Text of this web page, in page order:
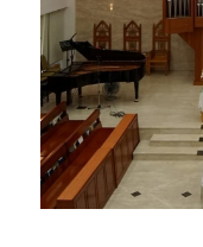
好書櫥窗
厝邊頭尾
家書